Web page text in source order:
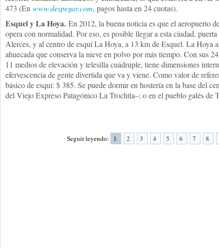
473 (En www.despegar.com, pagos hasta en 24 cuotas).
Esquel y La Hoya. En 2012, la buena noticia es que el aeropuerto
opera con normalidad. Por eso, es posible llegar a esta ciudad,
Alerces, y al centro de esquí La Hoya, a 13 km de Esquel. La Hoya
ahuecada que conserva la nieve en polvo por más tiempo. Con sus
11 medios de elevación y telesilla cuádruple, tiene dimensiones
efervescencia de gente divertida que va y viene. Como valor de
básico de esquí: $ 385. Se puede dormir en hostería en la base del
del Viejo Expreso Patagónico La Trochita–; o en el pueblo galés de
Seguir leyendo: 1 2 3 4 5 6 7 8